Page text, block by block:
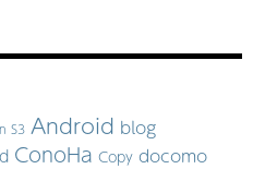
S3 Android blog
ConoHa Copy docomo